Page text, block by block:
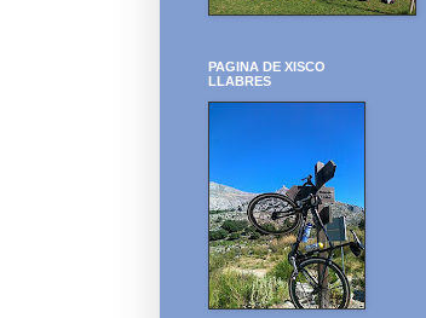
PAGINA DE XISCO
LLABRES